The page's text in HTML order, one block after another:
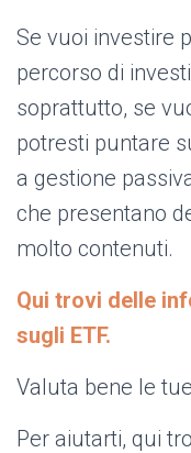
Se vuoi investire
percorso di
soprattutto, se
potresti puntare
a gestione
che presentano
molto contenuti.
Qui trovi delle
sugli ETF.
Valuta bene le
Per aiutarti, qui